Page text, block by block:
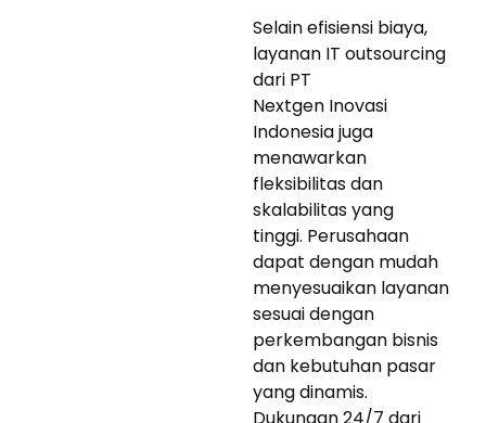
Selain efisiensi biaya,
layanan IT outsourcing
dari PT
Nextgen Inovasi
Indonesia juga
menawarkan
fleksibilitas dan
skalabilitas yang
tinggi. Perusahaan
dapat dengan mudah
menyesuaikan layanan
sesuai dengan
perkembangan bisnis
dan kebutuhan pasar
yang dinamis.